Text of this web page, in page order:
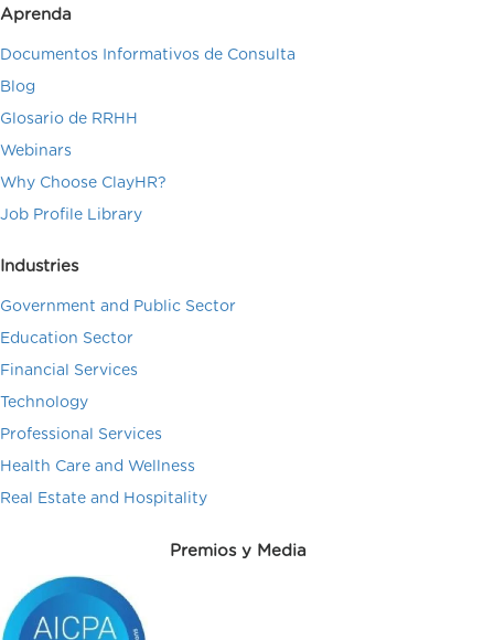
Aprenda
Documentos Informativos de Consulta
Blog
Glosario de RRHH
Webinars
Why Choose ClayHR?
Job Profile Library
Industries
Government and Public Sector
Education Sector
Financial Services
Technology
Professional Services
Health Care and Wellness
Real Estate and Hospitality
Premios y Media